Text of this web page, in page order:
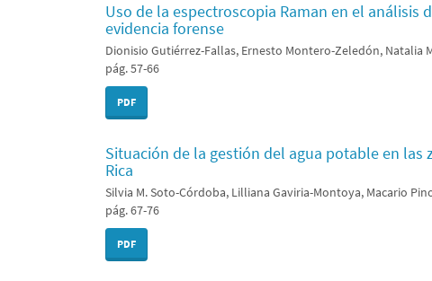
Uso de la espectroscopia Raman en el
evidencia forense
Dionisio Gutiérrez-Fallas, Ernesto Montero-Zeledón, Natalia
pág. 57-66
PDF
Situación de la gestión del agua potable en las
Rica
Silvia M. Soto-Córdoba, Lilliana Gaviria-Montoya, Macario
pág. 67-76
PDF